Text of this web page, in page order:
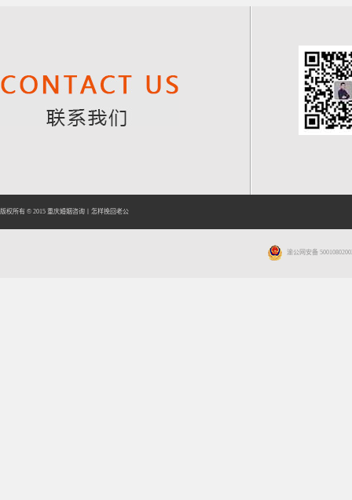
版权所有 © 2015 重庆婚姻咨询 怎样挽回老公
渝公网安备